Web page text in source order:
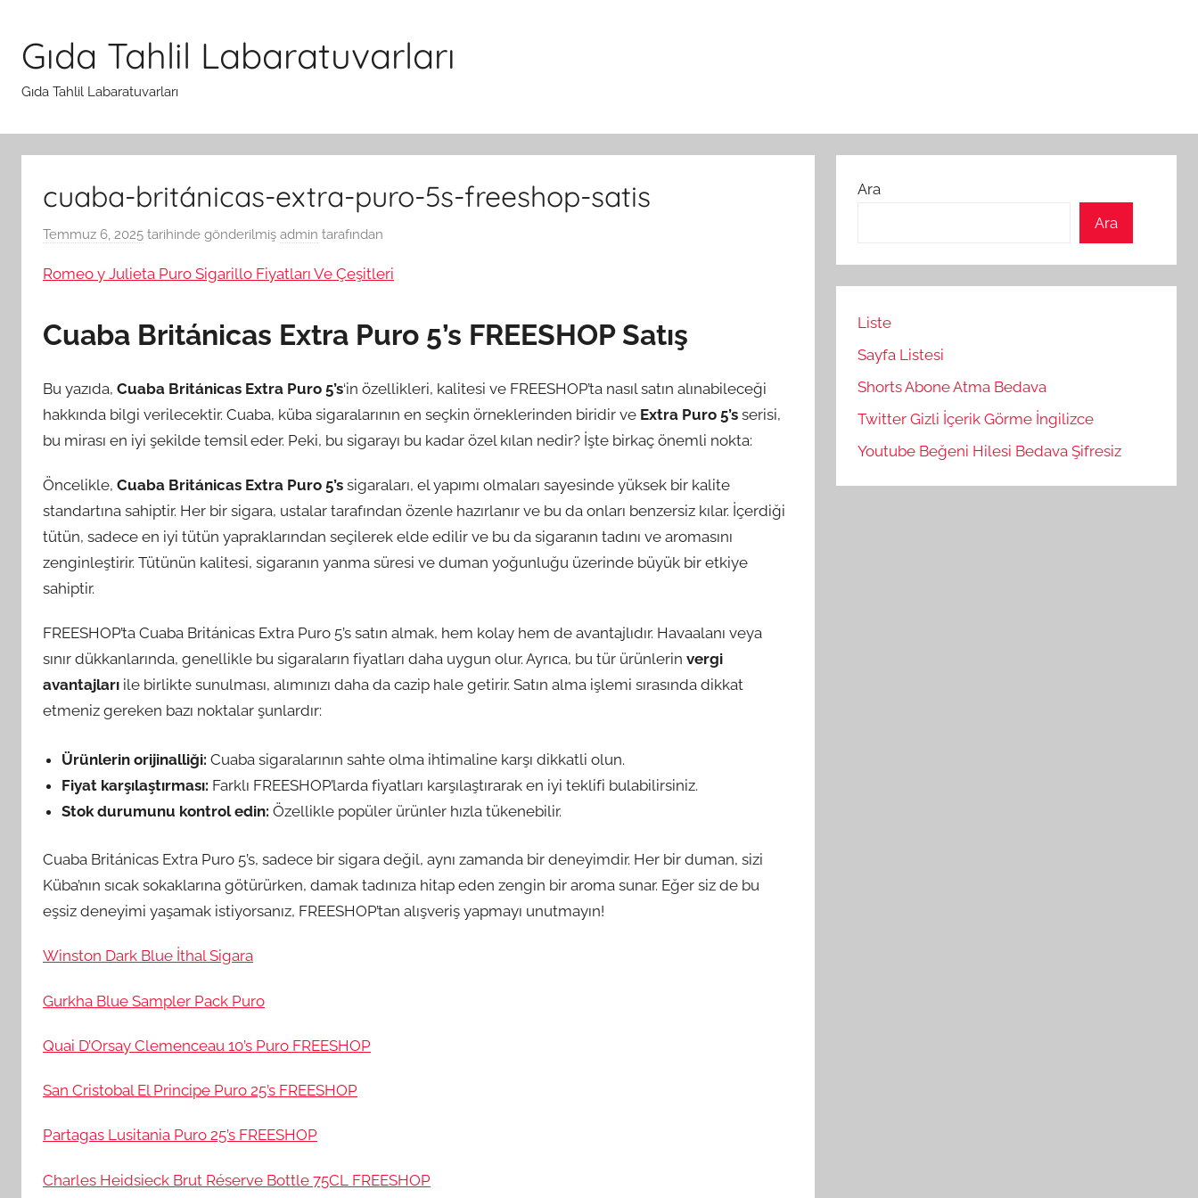
Gıda Tahlil Labaratuvarları
Gıda Tahlil Labaratuvarları
cuaba-británicas-extra-puro-5s-freeshop-satis
Temmuz 6, 2025 tarihinde gönderilmiş admin tarafından
Romeo y Julieta Puro Sigarillo Fiyatları Ve Çeşitleri
Cuaba Británicas Extra Puro 5’s FREESHOP Satış
Bu yazıda, Cuaba Británicas Extra Puro 5’s‘in özellikleri, kalitesi ve FREESHOP’ta nasıl satın alınabileceği
hakkında bilgi verilecektir. Cuaba, küba sigaralarının en seçkin örneklerinden biridir ve Extra Puro 5’s serisi,
bu mirası en iyi şekilde temsil eder. Peki, bu sigarayı bu kadar özel kılan nedir? İşte birkaç önemli nokta:
Öncelikle, Cuaba Británicas Extra Puro 5’s sigaraları, el yapımı olmaları sayesinde yüksek bir kalite
standartına sahiptir. Her bir sigara, ustalar tarafından özenle hazırlanır ve bu da onları benzersiz kılar. İçerdiği
tütün, sadece en iyi tütün yapraklarından seçilerek elde edilir ve bu da sigaranın tadını ve aromasını
zenginleştirir. Tütünün kalitesi, sigaranın yanma süresi ve duman yoğunluğu üzerinde büyük bir etkiye
sahiptir.
FREESHOP’ta Cuaba Británicas Extra Puro 5’s satın almak, hem kolay hem de avantajlıdır. Havaalanı veya
sınır dükkanlarında, genellikle bu sigaraların fiyatları daha uygun olur. Ayrıca, bu tür ürünlerin vergi
avantajları ile birlikte sunulması, alımınızı daha da cazip hale getirir. Satın alma işlemi sırasında dikkat
etmeniz gereken bazı noktalar şunlardır:
Ürünlerin orijinalliği: Cuaba sigaralarının sahte olma ihtimaline karşı dikkatli olun.
Fiyat karşılaştırması: Farklı FREESHOP’larda fiyatları karşılaştırarak en iyi teklifi bulabilirsiniz.
Stok durumunu kontrol edin: Özellikle popüler ürünler hızla tükenebilir.
Cuaba Británicas Extra Puro 5’s, sadece bir sigara değil, aynı zamanda bir deneyimdir. Her bir duman, sizi
Küba’nın sıcak sokaklarına götürürken, damak tadınıza hitap eden zengin bir aroma sunar. Eğer siz de bu
eşsiz deneyimi yaşamak istiyorsanız, FREESHOP’tan alışveriş yapmayı unutmayın!
Winston Dark Blue İthal Sigara
Gurkha Blue Sampler Pack Puro
Quai D’Orsay Clemenceau 10’s Puro FREESHOP
San Cristobal El Principe Puro 25’s FREESHOP
Partagas Lusitania Puro 25’s FREESHOP
Charles Heidsieck Brut Réserve Bottle 75CL FREESHOP
Ara
Ara
Liste
Sayfa Listesi
Shorts Abone Atma Bedava
Twitter Gizli İçerik Görme İngilizce
Youtube Beğeni Hilesi Bedava Şifresiz